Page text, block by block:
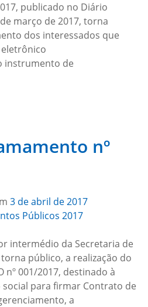
publicado no Diário
março de 2017, torna
dos interessados que
instrumento de
nº
3 de abril de 2017
Públicos 2017
intermédio da Secretaria de
torna público, a realização do
nº 001/2017, destinado à
social para firmar Contrato de
a